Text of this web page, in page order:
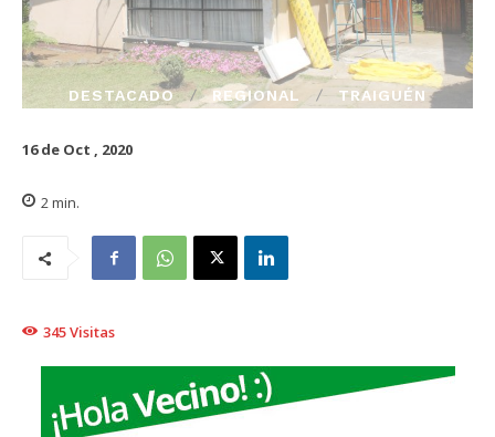
DESTACADO REGIONAL TRAIGUÉN
16 de Oct , 2020
2 min.
345Visitas